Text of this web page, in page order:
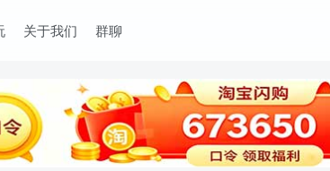
关于我们 群聊